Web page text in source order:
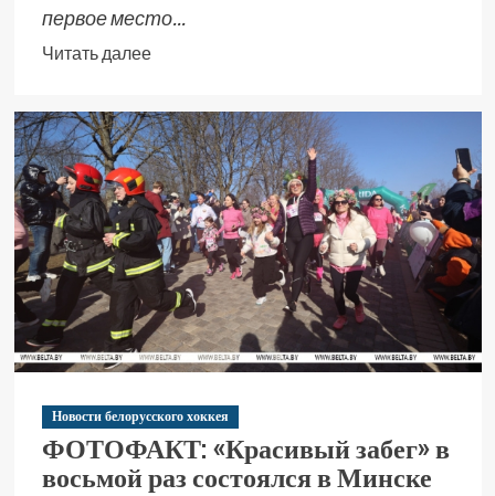
первое место...
Читать далее
Новости белорусского хоккея
ФОТОФАКТ: «Красивый забег» в
восьмой раз состоялся в Минске